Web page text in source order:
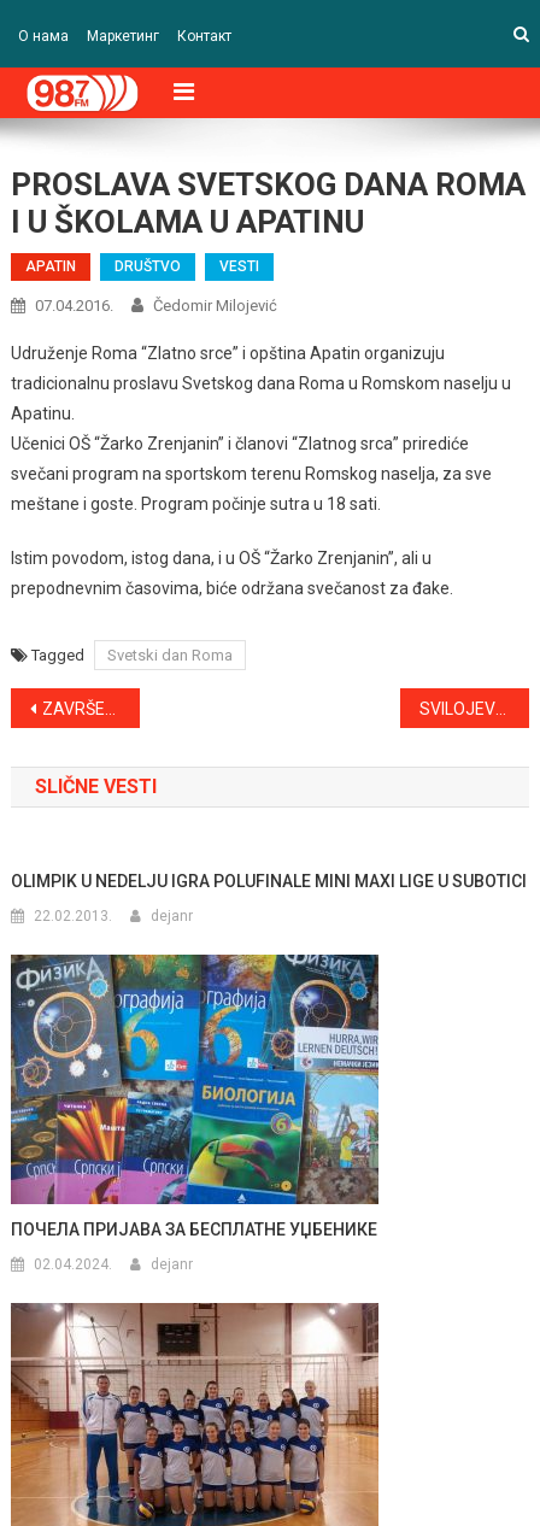
О нама Маркетинг Контакт
PROSLAVA SVETSKOG DANA ROMA
I U ŠKOLAMA U APATINU
APATIN DRUŠTVO VESTI
07.04.2016. Čedomir Milojević
Udruženje Roma “Zlatno srce” i opština Apatin organizuju
tradicionalnu proslavu Svetskog dana Roma u Romskom naselju u
Apatinu.
Učenici OŠ “Žarko Zrenjanin” i članovi “Zlatnog srca” prirediće
svečani program na sportskom terenu Romskog naselja, za sve
meštane i goste. Program počinje sutra u 18 sati.
Istim povodom, istog dana, i u OŠ “Žarko Zrenjanin”, ali u
prepodnevnim časovima, biće održana svečanost za đake.
Tagged Svetski dan Roma
Kretanje
članka
ZAVRŠEN LITERALNI KONKURS “KRV ŽIVOT ZNAČI” SVILOJEVO SUTRA BEZ VODE
SLIČNE VESTI
OLIMPIK U NEDELJU IGRA POLUFINALE MINI MAXI LIGE U SUBOTICI
22.02.2013. dejanr
ПОЧЕЛА ПРИЈАВА ЗА БЕСПЛАТНЕ УЏБЕНИКЕ
02.04.2024. dejanr